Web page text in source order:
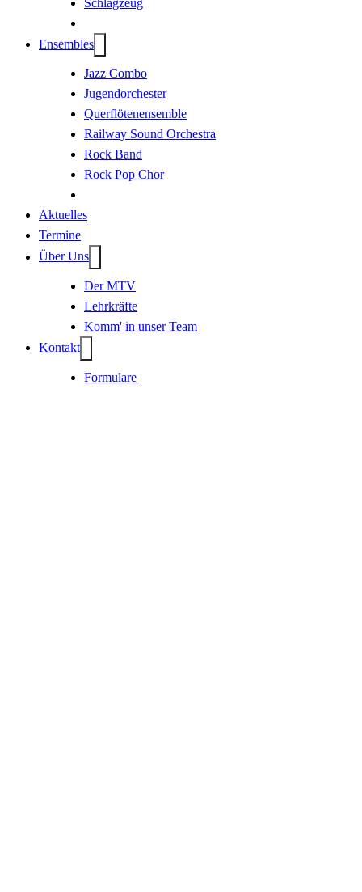
Ensembles
Jazz Combo
Jugendorchester
Querflöten­ensemble
Railway Sound Orchestra
Rock Band
Rock Pop Chor
Aktuelles
Termine
Über Uns
Der MTV
Lehrkräfte
Komm' in unser Team
Kontakt
Formulare